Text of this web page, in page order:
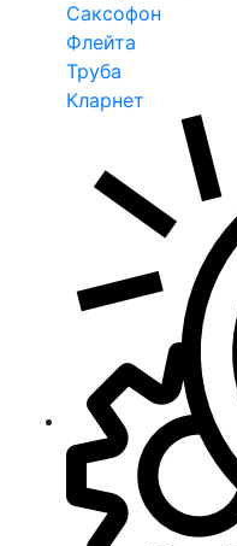
Саксофон
Флейта
Труба
Кларнет